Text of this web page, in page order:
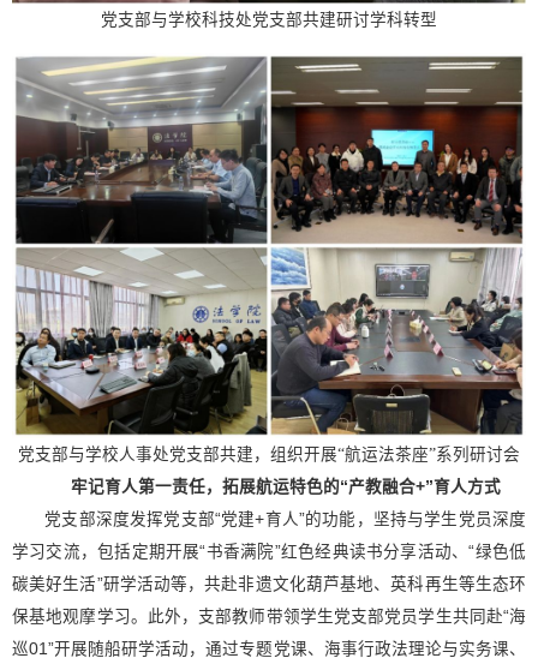
党支部与学校科技处党支部共建研讨学科转型
党支部与学校人事处党支部共建，组织开展“航运法茶座”系列研讨会
牢记育人第一责任，拓展航运特色的“产教融合+”育人方式
党支部深度发挥党支部“党建+育人”的功能，坚持与学生党员深度
学习交流，包括定期开展“书香满院”红色经典读书分享活动、“绿色低
碳美好生活”研学活动等，共赴非遗文化葫芦基地、英科再生等生态环
保基地观摩学习。此外，支部教师带领学生党支部党员学生共同赴“海
巡01”开展随船研学活动，通过专题党课、海事行政法理论与实务课、